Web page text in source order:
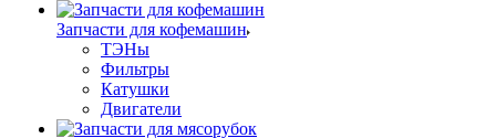
Запчасти для кофемашин
ТЭНы
Фильтры
Катушки
Двигатели